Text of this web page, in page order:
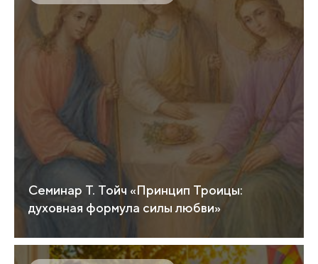
Семинар Т. Тойч «Принцип Троицы:
духовная формула силы любви»